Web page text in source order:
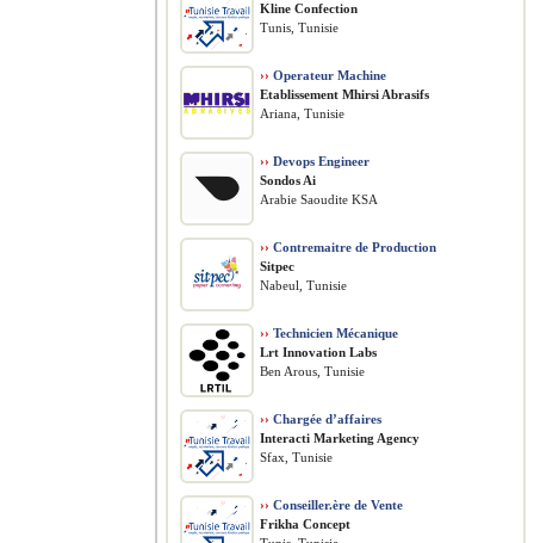
Kline Confection
Tunis, Tunisie
›› Operateur Machine
Etablissement Mhirsi Abrasifs
Ariana, Tunisie
›› Devops Engineer
Sondos Ai
Arabie Saoudite KSA
›› Contremaitre de Production
Sitpec
Nabeul, Tunisie
›› Technicien Mécanique
Lrt Innovation Labs
Ben Arous, Tunisie
›› Chargée d’affaires
Interacti Marketing Agency
Sfax, Tunisie
›› Conseiller.ère de Vente
Frikha Concept